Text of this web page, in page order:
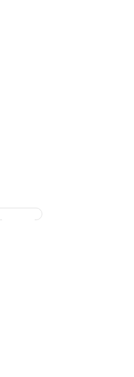
GLOBAL